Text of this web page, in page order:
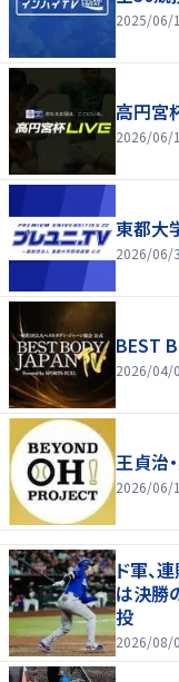
2025/06/
高円宮
2026/06/
東都大
2026/06/
BEST
2026/04/
王貞治
2026/06/
ド軍、
は決勝
投
2026/08/